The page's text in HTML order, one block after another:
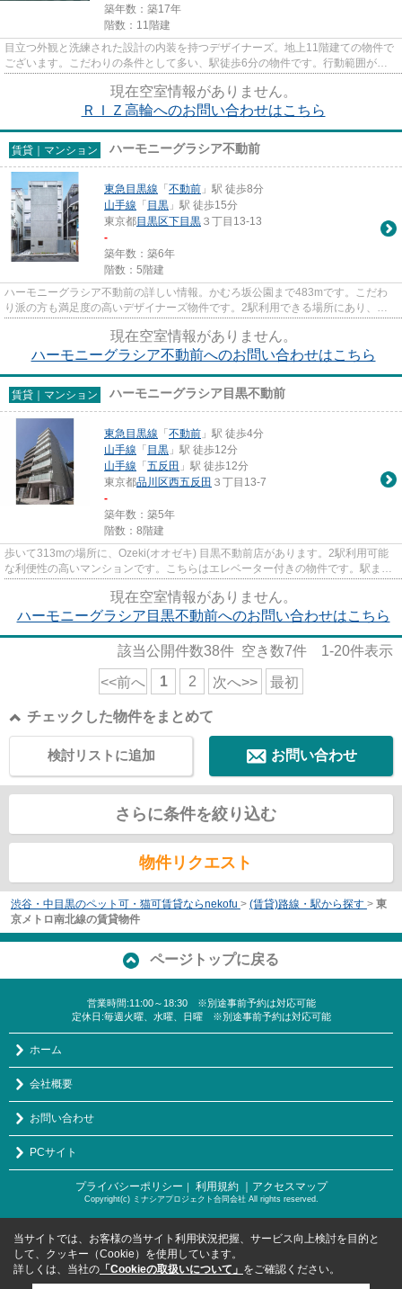
築年数：築17年
階数：11階建
目立つ外観と洗練された設計の内装を持つデザイナーズ。地上11階建ての物件で
ございます。こだわりの条件として多い、駅徒歩6分の物件です。行動範囲が広
現在空室情報がありません。
ＲＩＺ高輪へのお問い合わせはこちら
賃貸｜マンション ハーモニーグラシア不動前
東急目黒線 「 不動前 」駅 徒歩8分
山手線 「 目黒 」駅 徒歩15分
東京都目黒区下目黒 ３丁目13-13
-
築年数：築6年
階数：5階建
ハーモニーグラシア不動前の詳しい情報。かむろ坂公園まで483mです。こだわ
り派の方も満足度の高いデザイナーズ物件です。2駅利用できる場所にあり、行
現在空室情報がありません。
ハーモニーグラシア不動前へのお問い合わせはこちら
賃貸｜マンション ハーモニーグラシア目黒不動前
東急目黒線 「 不動前 」駅 徒歩4分
山手線 「 目黒 」駅 徒歩12分
山手線 「 五反田 」駅 徒歩12分
東京都品川区西五反田 ３丁目13-7
-
築年数：築5年
階数：8階建
歩いて313mの場所に、Ozeki(オオゼキ) 目黒不動前店があります。2駅利用可能
な利便性の高いマンションです。こちらはエレベーター付きの物件です。駅まで
現在空室情報がありません。
ハーモニーグラシア目黒不動前へのお問い合わせはこちら
該当公開件数38件 空き数7件 1-20件表示
<<前へ 1 2 次へ>> 最初
チェックした物件をまとめて
お問い合わせ
検討リストに追加
さらに条件を絞り込む
物件リクエスト
渋谷・中目黒のペット可・猫可賃貸ならnekofu > (賃貸)路線・駅から探す > 東
京メトロ南北線の賃貸物件
ページトップに戻る
営業時間:11:00～18:30 ※別途事前予約は対応可能
定休日:毎週火曜、水曜、日曜 ※別途事前予約は対応可能
ホーム
会社概要
お問い合わせ
PCサイト
プライバシーポリシー ｜ 利用規約 ｜アクセスマップ
Copyright(c) ミナシアプロジェクト合同会社 All rights reserved.
当サイトでは、お客様の当サイト利用状況把握、サービス向上検討を目的と
して、クッキー（Cookie）を使用しています。
詳しくは、当社の 「Cookieの取扱いについて」 をご確認ください。